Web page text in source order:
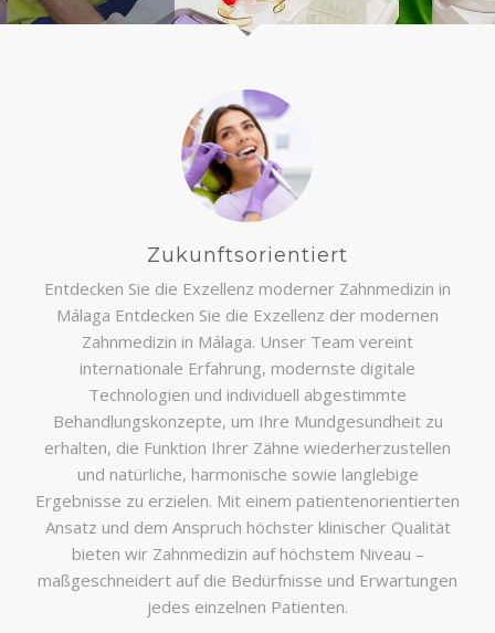
Zukunftsorientiert
Entdecken Sie die Exzellenz moderner Zahnmedizin in
Málaga Entdecken Sie die Exzellenz der modernen
Zahnmedizin in Málaga. Unser Team vereint
internationale Erfahrung, modernste digitale
Technologien und individuell abgestimmte
Behandlungskonzepte, um Ihre Mundgesundheit zu
erhalten, die Funktion Ihrer Zähne wiederherzustellen
und natürliche, harmonische sowie langlebige
Ergebnisse zu erzielen. Mit einem patientenorientierten
Ansatz und dem Anspruch höchster klinischer Qualität
bieten wir Zahnmedizin auf höchstem Niveau –
maßgeschneidert auf die Bedürfnisse und Erwartungen
jedes einzelnen Patienten.